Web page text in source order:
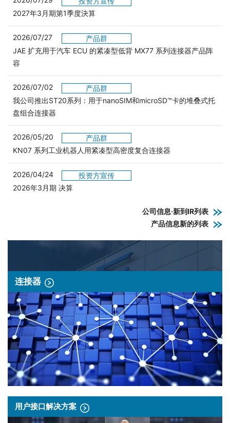
2027年3月期第1季度決算
2026/07/27
产品群
JAE 扩充用于汽车 ECU 的紧凑型低背 MX77 系列连接器产品阵
容
2026/07/02
产品群
我公司推出ST20系列：用于nanoSIM和microSD™卡的堆叠式托
盘组合连接器
2026/05/20
产品群
KN07 系列工业机器人用紧凑型高密度复合连接器
2026/04/24
投资方宣传
2026年3月期 决算
公司信息·新到IR列表
产品信息新的列表
连接器
用户接口解决方案